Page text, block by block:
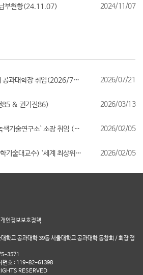
부현황(24.11.07)
2024/11/07
변중무 동문(87학번) 한양대 공과대학장 취임(2026/7/1일자)
2026/07/21
85 & 권기진86)
2026/03/13
오대균 동문(81학번) `국가녹색기술연구소` 소장 취임 (2026/2월)
2026/02/05
유승훈 동문(88학번, 서울과학기술대교수) `세계 최상위 연구자 2025` 등재
2026/02/05
개인정보보호정책
학교 공과대학 39동 서울대학교 공과대학 동창회 / 회장 정
3571
번호 : 119-82-61398
RESERVED